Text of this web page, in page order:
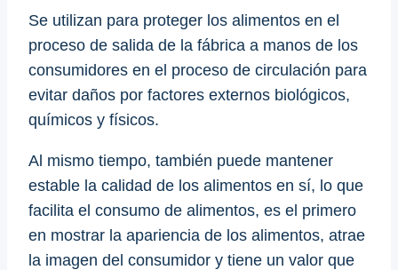
Se utilizan para proteger los alimentos en el
proceso de salida de la fábrica a manos de los
consumidores en el proceso de circulación para
evitar daños por factores externos biológicos,
químicos y físicos.
Al mismo tiempo, también puede mantener
estable la calidad de los alimentos en sí, lo que
facilita el consumo de alimentos, es el primero
en mostrar la apariencia de los alimentos, atrae
la imagen del consumidor y tiene un valor que